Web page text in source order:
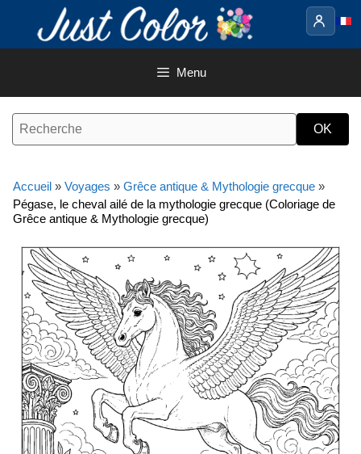
contenu
Menu
Accueil » Voyages » Grêce antique & Mythologie grecque »
Pégase, le cheval ailé de la mythologie grecque (Coloriage de
Grêce antique & Mythologie grecque)